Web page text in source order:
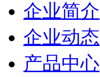
企业简介
企业动态
产品中心